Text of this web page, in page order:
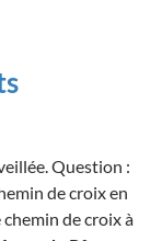
Question :
de croix en
de croix à